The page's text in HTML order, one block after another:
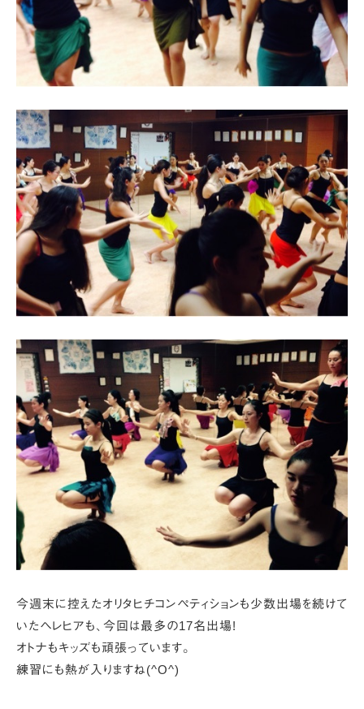
今週末に控えたオリタヒチコンペティションも少数出場を続けて
いたヘレヒアも、 今回は最多の17名出場!
オトナもキッズも頑張っています。
練習にも熱が入りますね(^O^)